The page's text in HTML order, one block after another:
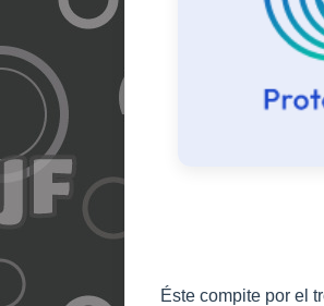
Éste compite por el